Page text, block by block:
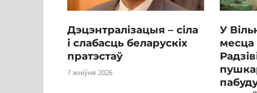
Дэцэнтралізацыя – сіла
і слабасць беларускіх
пратэстаў
7 жніўня 2026
У
месца